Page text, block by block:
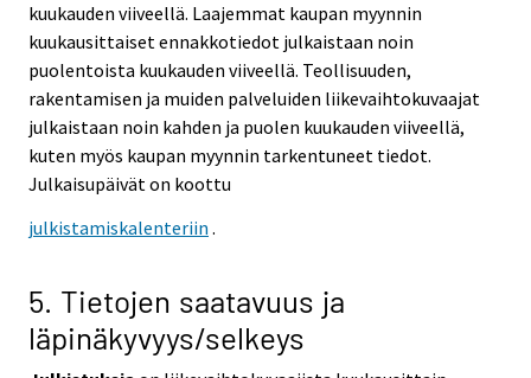
kuukauden viiveellä. Laajemmat kaupan myynnin
kuukausittaiset ennakkotiedot julkaistaan noin
puolentoista kuukauden viiveellä. Teollisuuden,
rakentamisen ja muiden palveluiden liikevaihtokuvaajat
julkaistaan noin kahden ja puolen kuukauden viiveellä,
kuten myös kaupan myynnin tarkentuneet tiedot.
Julkaisupäivät on koottu
julkistamiskalenteriin .
5. Tietojen saatavuus ja
läpinäkyvyys/selkeys